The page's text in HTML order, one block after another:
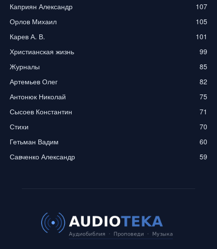
Каприян Александр
107
Орлов Михаил
105
Карев А. В.
101
Христианская жизнь
99
Журналы
85
Артемьев Олег
82
Антонюк Николай
75
Сысоев Константин
71
Стихи
70
Гетьман Вадим
60
Савченко Александр
59